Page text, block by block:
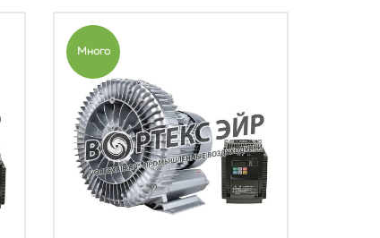
Много